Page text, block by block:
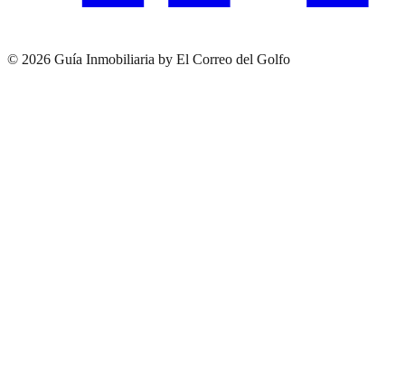
© 2026 Guía Inmobiliaria by El Correo del Golfo